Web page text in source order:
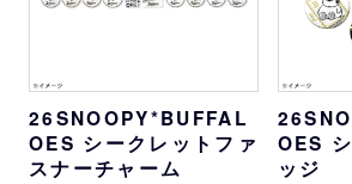
26SNOOPY*BUFFAL
OES シークレットファ
スナーチャーム
OES
ッジ